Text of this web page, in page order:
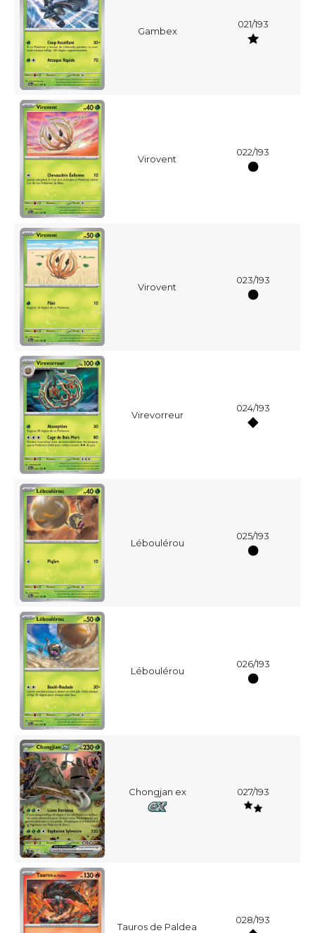
Gambex
021/193
Virovent
022/193
Virovent
023/193
Virevorreur
024/193
Léboulérou
025/193
Léboulérou
026/193
Chongjan ex 027/193
Tauros de Paldea
028/193